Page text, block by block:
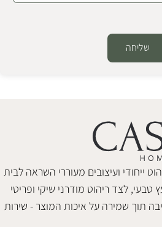
שליחה
ייחודי ועיצובים מעוררי השראה לבית
טבעי, לצד ריהוט מודרני שיקי ופריטי
תוך שמירה על איכות המוצר - שירות